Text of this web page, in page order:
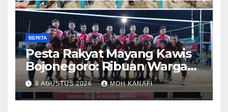
BERITA
​Pesta Rakyat Mayang Kawis
Bojonegoro: Ribuan Warga
Tumplek Blek Saksikan Final
Voli, Kades 3 Periode Dipuji
Setinggi Langit
8 AGUSTUS 2026 MOH KANAFI